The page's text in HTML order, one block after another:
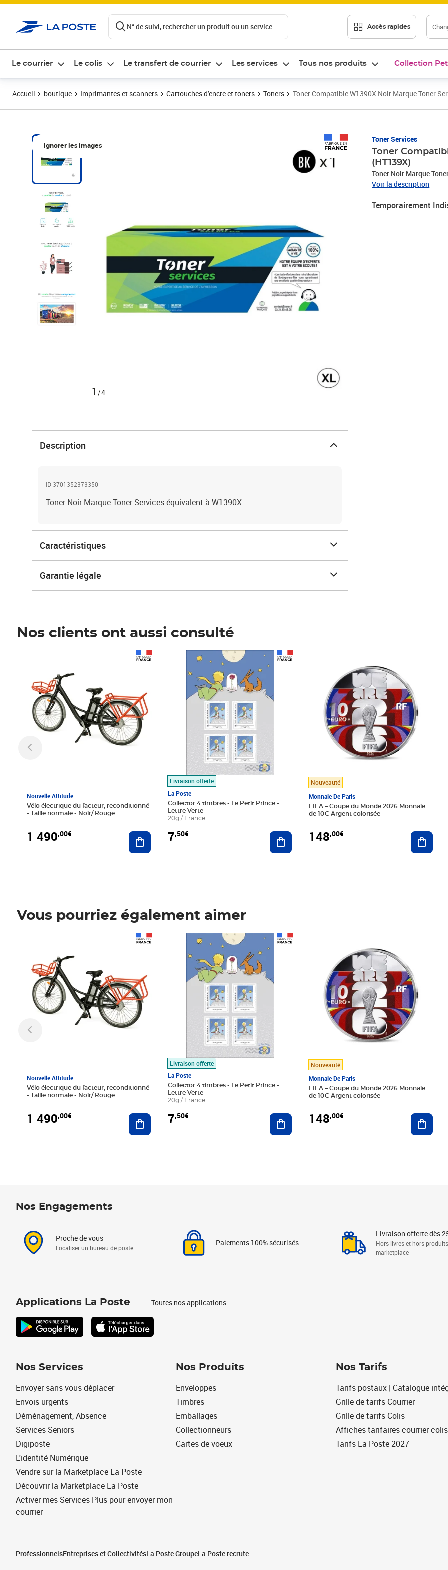
N° de suivi, rechercher un produit ou un service .... Accès rapides
Le courrier Le colis Le transfert de courrier Les services Tous nos produits Collection
Accueil boutique Imprimantes et scanners Cartouches d'encre et toners Toners Toner Compatible W1390X Noir Marque Toner
Ignorer les images
1 /4
Toner Services
Toner
(HT139X)
Toner Noir Marque
Voir la description
Temporairement
Description
ID 3701352373350
Toner Noir Marque Toner Services équivalent à W1390X
Caractéristiques
Garantie légale
Nos clients ont aussi consulté
Nouvelle Attitude
Vélo électrique du facteur, reconditionné
- Taille normale - Noir/ Rouge
1 490,00€ Ajouter au panier
Livraison offerte
La Poste
Collector 4 timbres - Le Petit Prince -
Lettre Verte
20g / France
7,50€
Prix 7,50€
Ajouter au panier
Nouveauté
Monnaie De Paris
FIFA – Coupe du Monde 2026 Monnaie
de 10€ Argent colorisée
148,00€
Vous pourriez également aimer
Nouvelle Attitude
Vélo électrique du facteur, reconditionné
- Taille normale - Noir/ Rouge
1 490,00€ Ajouter au panier
Livraison offerte
La Poste
Collector 4 timbres - Le Petit Prince -
Lettre Verte
20g / France
7,50€
Prix 7,50€
Ajouter au panier
Nouveauté
Monnaie De Paris
FIFA – Coupe du Monde 2026 Monnaie
de 10€ Argent colorisée
148,00€
Nos Engagements
Proche de vous
Localiser un bureau de poste
Paiements 100% sécurisés
Livraison offerte dès
Hors livres et hors produits
marketplace
Applications La Poste Toutes nos applications
Nos Services
Envoyer sans vous déplacer
Envois urgents
Déménagement, Absence
Services Seniors
Digiposte
L'identité Numérique
Vendre sur la Marketplace La Poste
Découvrir la Marketplace La Poste
Activer mes Services Plus pour envoyer mon
courrier
Nos Produits
Enveloppes
Timbres
Emballages
Collectionneurs
Cartes de voeux
Nos Tarifs
Tarifs postaux | Catalogue
Grille de tarifs Courrier
Grille de tarifs Colis
Affiches tarifaires courrier colis
Tarifs La Poste 2027
ProfessionnelsEntreprises et CollectivitésLa Poste GroupeLa Poste recrute